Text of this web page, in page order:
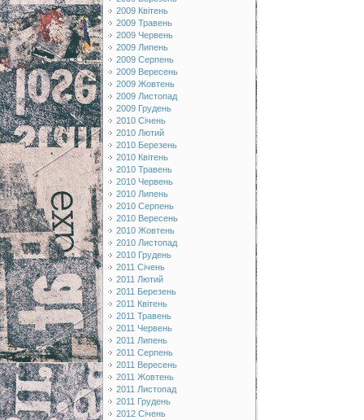
2009 Квітень
2009 Травень
2009 Червень
2009 Липень
2009 Серпень
2009 Вересень
2009 Жовтень
2009 Листопад
2009 Грудень
2010 Січень
2010 Лютий
2010 Березень
2010 Квітень
2010 Травень
2010 Червень
2010 Липень
2010 Серпень
2010 Вересень
2010 Жовтень
2010 Листопад
2010 Грудень
2011 Січень
2011 Лютий
2011 Березень
2011 Квітень
2011 Травень
2011 Червень
2011 Липень
2011 Серпень
2011 Вересень
2011 Жовтень
2011 Листопад
2011 Грудень
2012 Січень